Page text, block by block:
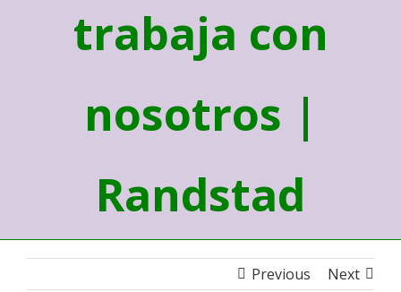
trabaja con
nosotros |
Randstad
Previous Next